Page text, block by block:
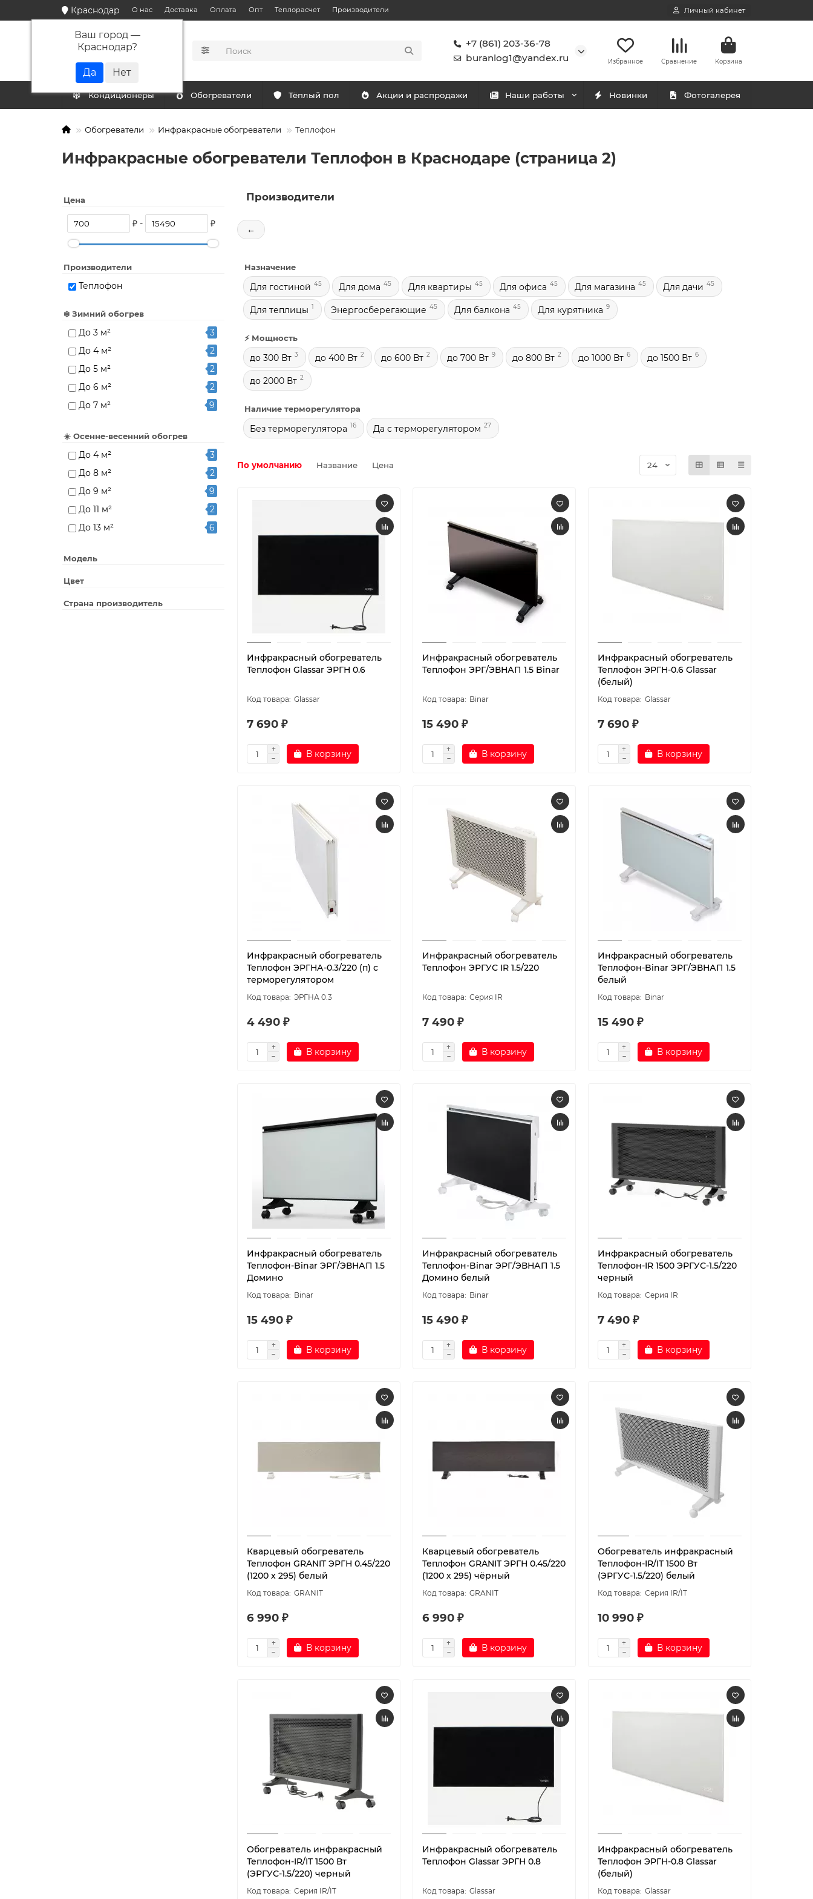
Краснодар
Ваш город —
Краснодар?
О нас Доставка Оплата Опт Теплорасчет Производители Личный кабинет
КАТАЛОГ
+7 (861) 203-36-78
buranlog1@yandex.ru
Избранное Сравнение Корзина
Кондиционеры Обогреватели Тёплый пол Акции и распродажи Наши работы Новинки Фотогалерея
Обогреватели Инфракрасные обогреватели Теплофон
Инфракрасные обогреватели Теплофон в Краснодаре (страница 2)
Цена
₽ - ₽
Производители
Теплофон
❄️ Зимний обогрев
До 3 м²
3
До 4 м²
2
До 5 м²
2
До 6 м²
2
До 7 м²
9
До 10 м²
До 15 м²
6
До 20 м²
2
☀️ Осенне-весенний обогрев
До 4 м²
3
До 8 м²
2
До 9 м²
9
До 11 м²
2
До 13 м²
6
До 27 м²
Модель
Цвет
Страна производитель
Производители
←
Назначение
Для гостиной 45 Для дома 45 Для квартиры 45 Для офиса 45 Для магазина 45 Для дачи 45
Для теплицы 1 Энергосберегающие 45 Для балкона 45 Для курятника 9
⚡ Мощность
до 300 Вт 3 до 400 Вт 2 до 600 Вт 2 до 700 Вт 9 до 800 Вт 2 до 1000 Вт 6 до 1500 Вт 6
до 2000 Вт 2
Наличие терморегулятора
Без терморегулятора 16 Да с терморегулятором 27
По умолчанию Название Цена
Инфракрасный обогреватель
Теплофон Glassar ЭРГН 0.6
Glassar
7 690 ₽
В корзину
Инфракрасный обогреватель
Теплофон ЭРГ/ЭВНАП 1.5 Binar
Binar
15 490 ₽
В корзину
Инфракрасный обогреватель
Теплофон ЭРГН-0.6 Glassar
(белый)
Glassar
7 690 ₽
В корзину
Инфракрасный обогреватель
Теплофон ЭРГНА-0.3/220 (п) с
терморегулятором
ЭРГНА 0.3
4 490 ₽
В корзину
Инфракрасный обогреватель
Теплофон ЭРГУС IR 1.5/220
Серия IR
7 490 ₽
В корзину
Инфракрасный обогреватель
Теплофон-Binar ЭРГ/ЭВНАП 1.5
белый
Binar
15 490 ₽
В корзину
Инфракрасный обогреватель
Теплофон-Binar ЭРГ/ЭВНАП 1.5
Домино
Binar
15 490 ₽
В корзину
Инфракрасный обогреватель
Теплофон-Binar ЭРГ/ЭВНАП 1.5
Домино белый
Binar
15 490 ₽
В корзину
Инфракрасный обогреватель
Теплофон-IR 1500 ЭРГУС-1.5/220
черный
Серия IR
7 490 ₽
В корзину
Кварцевый обогреватель
Теплофон GRANIT ЭРГН 0.45/220
(1200 х 295) белый
GRANIT
6 990 ₽
В корзину
Кварцевый обогреватель
Теплофон GRANIT ЭРГН 0.45/220
(1200 х 295) чёрный
GRANIT
6 990 ₽
В корзину
Обогреватель инфракрасный
Теплофон-IR/IT 1500 Вт
(ЭРГУС-1.5/220) белый
Серия IR/IT
10 990 ₽
В корзину
Обогреватель инфракрасный
Теплофон-IR/IT 1500 Вт
(ЭРГУС-1.5/220) черный
Серия IR/IT
Инфракрасный обогреватель
Теплофон Glassar ЭРГН 0.8
Glassar
Инфракрасный обогреватель
Теплофон ЭРГН-0.8 Glassar
(белый)
Glassar